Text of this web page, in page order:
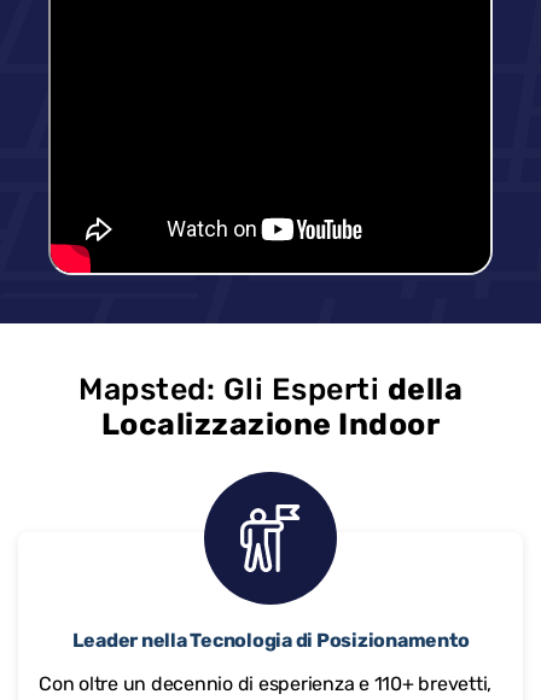
Mapsted: Gli Esperti della
Localizzazione Indoor
Leader nella Tecnologia di Posizionamento
Con oltre un decennio di esperienza e 110+ brevetti,